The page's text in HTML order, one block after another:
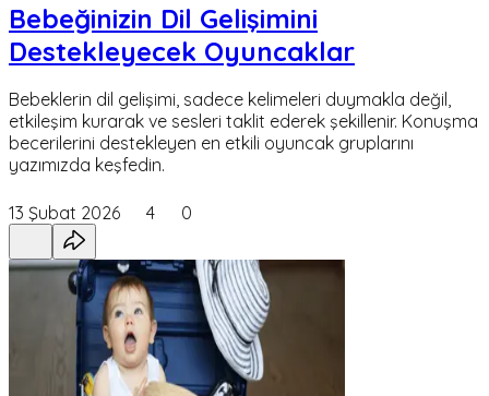
Bebeğinizin Dil Gelişimini
Destekleyecek Oyuncaklar
Bebeklerin dil gelişimi, sadece kelimeleri duymakla değil,
etkileşim kurarak ve sesleri taklit ederek şekillenir. Konuşma
becerilerini destekleyen en etkili oyuncak gruplarını
yazımızda keşfedin.
13 Şubat 2026 4 0